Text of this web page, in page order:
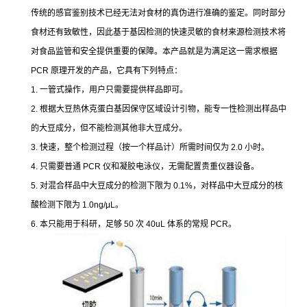
传统的感官鉴别技术已经无法对食材的真伪进行准确的鉴定。同时部分
食材还有致敏性，因此基于基因检测的快速灵敏的食材来源检测技术将
对食品监管和安全提供重要的保障。本产品就是为满足这一需求根据
PCR 原理开发的产品，它具有下列特点：
1. 一管式操作，用户只需要提供样品即可。
2. 根据大豆热休克蛋白基因保守区域设计引物，能专一性检测出样品中
的大豆成分，但不能检测其他非大豆成分。
3. 快速，整个检测过程（按一个样品计）所需时间仅为 2.0 小时。
4. 只需要普通 PCR 仪和凝胶电泳仪，无需配置贵重仪器设备。
5. 对混合样品中大豆成分的检测下限为 0.1%，对样品中大豆成分的核
酸检测下限为 1.0ng/μL。
6. 本只能用于科研，足够 50 次 40uL 体系的常规 PCR。